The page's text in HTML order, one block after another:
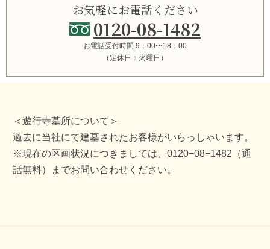
お気軽にお電話ください
0120-08-1482
お電話受付時間 9：00〜18：00
（定休日：火曜日）
＜遊行寺墓所について＞
過去に当社にて建墓されたお客様がいらっしゃいます。
※現在の区画状況につきましては、0120−08−1482（通
話無料）までお問い合わせください。